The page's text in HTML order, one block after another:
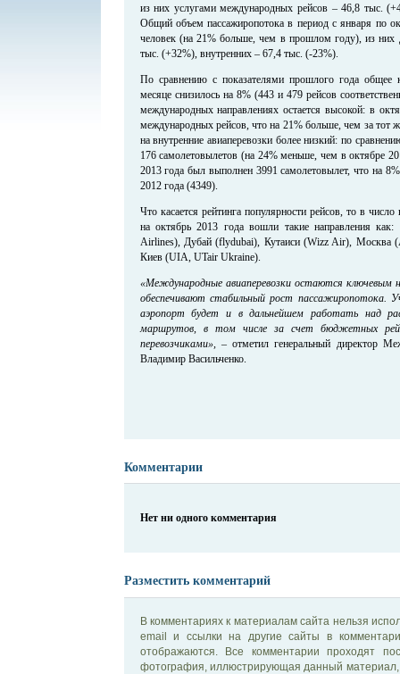
из них услугами международных рейсов – 46,8 тыс.
Общий объем пассажиропотока в период с января по
человек (на 21% больше, чем в прошлом году), из
тыс. (+32%), внутренних – 67,4 тыс. (-23%).
По сравнению с показателями прошлого года общее
месяце снизилось на 8% (443 и 479 рейсов
международных направлениях остается высокой: в
международных рейсов, что на 21% больше, чем за тот
на внутренние авиаперевозки более низкий: по
176 самолетовылетов (на 24% меньше, чем в октябре
2013 года был выполнен 3991 самолетовылет, что на
2012 года (4349).
Что касается рейтинга популярности рейсов, то в
на октябрь 2013 года вошли такие направления
Airlines), Дубай (flydubai), Кутаиси (Wizz Air), Москва
Киев (UIA, UTair Ukraine).
«Международные авиаперевозки остаются ключевым
обеспечивают стабильный рост пассажиропотока.
аэропорт будет и в дальнейшем работать над
маршрутов, в том числе за счет бюджетных
перевозчиками»,
– отметил генеральный директор
Владимир Васильченко.
Комментарии
Нет ни одного комментария
Разместить комментарий
В комментариях к материалам сайта нельзя
email и ссылки на другие сайты в
отображаются. Все комментарии проходят
фотография, иллюстрирующая данный материал,